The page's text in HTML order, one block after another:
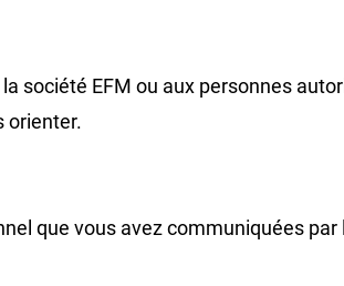
société EFM ou aux personnes
orienter.
que vous avez communiquées